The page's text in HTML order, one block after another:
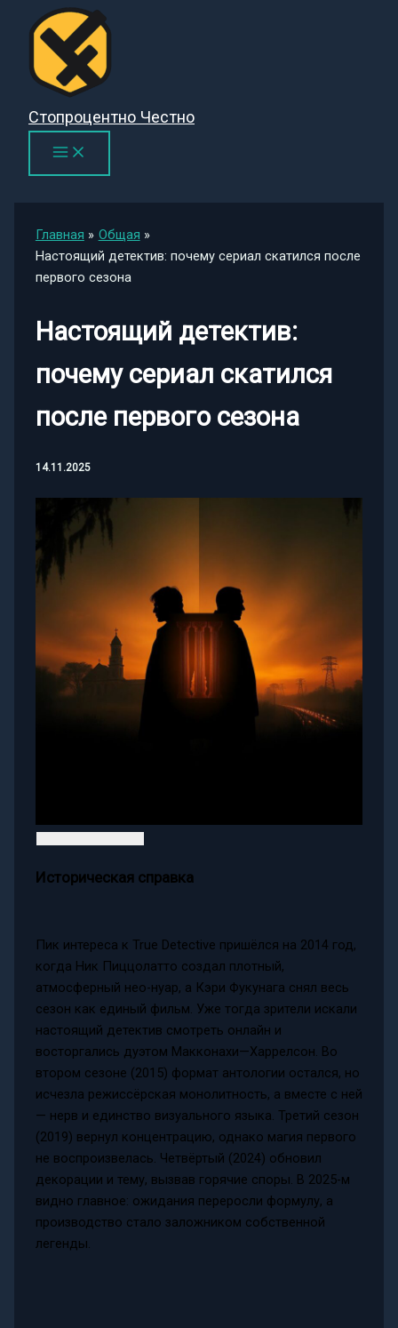
Перейти
содержимому
Стопроцентно Честно
Главная
Общая
Настоящий детектив: почему сериал скатился после
первого сезона
Настоящий детектив:
почему сериал скатился
после первого сезона
14.11.2025
Историческая справка
Пик интереса к True Detective пришёлся на 2014 год,
когда Ник Пиццолатто создал плотный,
атмосферный нео-нуар, а Кэри Фукунага снял весь
сезон как единый фильм. Уже тогда зрители искали
настоящий детектив смотреть онлайн и
восторгались дуэтом Макконахи—Харрелсон. Во
втором сезоне (2015) формат антологии остался, но
исчезла режиссёрская монолитность, а вместе с ней
— нерв и единство визуального языка. Третий сезон
(2019) вернул концентрацию, однако магия первого
не воспроизвелась. Четвёртый (2024) обновил
декорации и тему, вызвав горячие споры. В 2025-м
видно главное: ожидания переросли формулу, а
производство стало заложником собственной
легенды.